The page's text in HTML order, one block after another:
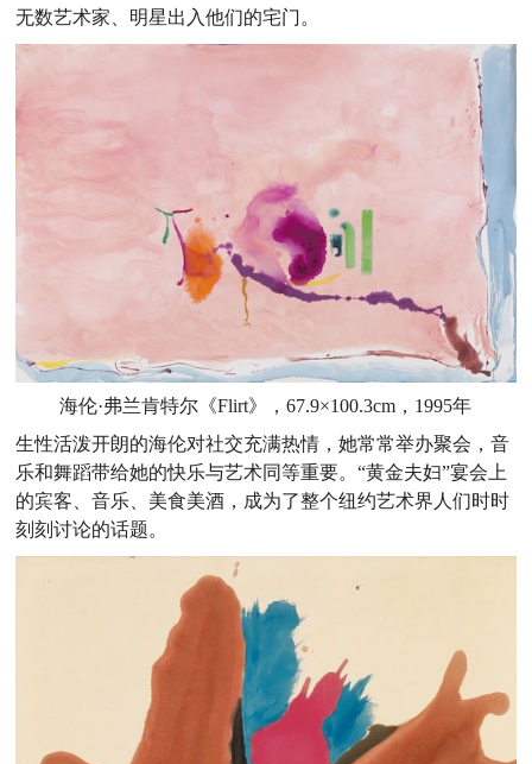
无数艺术家、明星出入他们的宅门。
海伦·弗兰肯特尔《Flirt》，67.9×100.3cm，1995年
生性活泼开朗的海伦对社交充满热情，她常常举办聚会，音
乐和舞蹈带给她的快乐与艺术同等重要。“黄金夫妇”宴会上
的宾客、音乐、美食美酒，成为了整个纽约艺术界人们时时
刻刻讨论的话题。